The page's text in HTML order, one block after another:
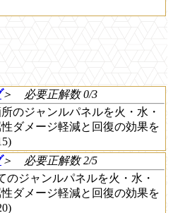
＞
必要正解数 0/3
のジャンルパネルを火・水・
ダメージ軽減と回復の効果を
＞
必要正解数 2/5
のジャンルパネルを火・水・
ダメージ軽減と回復の効果を